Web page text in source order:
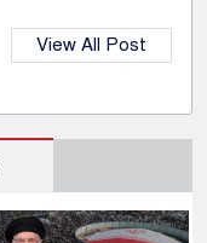
View All Post